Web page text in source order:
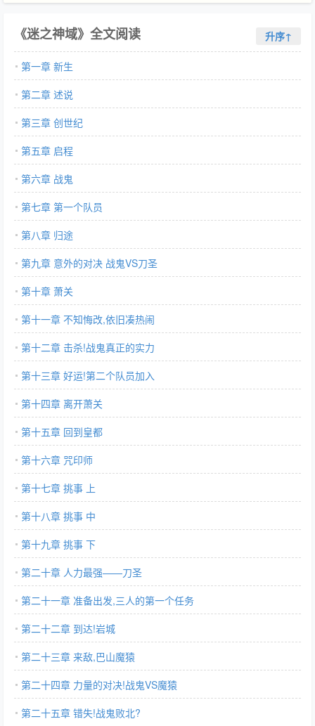
《迷之神域》全文阅读 升序↑
第一章 新生
第二章 述说
第三章 创世纪
第五章 启程
第六章 战鬼
第七章 第一个队员
第八章 归途
第九章 意外的对决 战鬼VS刀圣
第十章 萧关
第十一章 不知悔改,依旧凑热闹
第十二章 击杀!战鬼真正的实力
第十三章 好运!第二个队员加入
第十四章 离开萧关
第十五章 回到皇都
第十六章 咒印师
第十七章 挑事 上
第十八章 挑事 中
第十九章 挑事 下
第二十章 人力最强——刀圣
第二十一章 准备出发,三人的第一个任务
第二十二章 到达!岩城
第二十三章 来敌,巴山魔猿
第二十四章 力量的对决!战鬼VS魔猿
第二十五章 错失!战鬼败北?